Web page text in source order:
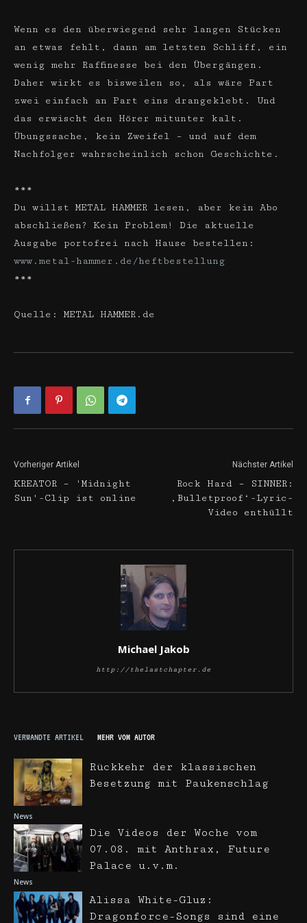
Wenn es den überwiegend sehr langen Stücken
an etwas fehlt, dann am letzten Schliff, ein
wenig mehr Raffinesse bei den Übergängen.
Daher wirkt es bisweilen so, als wäre Part
zwei einfach an Part eins drangeklebt. Und
das erwischt den Hörer mitunter kalt.
Übungssache, kein Zweifel – und auf dem
Nachfolger wahrscheinlich schon Geschichte.
***
Du willst METAL HAMMER lesen, aber kein Abo
abschließen? Kein Problem! Die aktuelle
Ausgabe portofrei nach Hause bestellen:
www.metal-hammer.de/heftbestellung
***
Quelle: METAL HAMMER.de
Vorheriger Artikel
KREATOR – 'Midnight
Sun'-Clip ist online
Nächster Artikel
Rock Hard – SINNER:
‚Bulletproof‘-Lyric-
Video enthüllt
Michael Jakob
http://thelastchapter.de
VERWANDTE ARTIKEL MEHR VOM AUTOR
News
Rückkehr der klassischen
Besetzung mit Paukenschlag
News
Die Videos der Woche vom
07.08. mit Anthrax, Future
Palace u.v.m.
Alissa White-Gluz:
Dragonforce-Songs sind eine